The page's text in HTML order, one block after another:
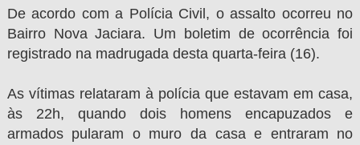
De acordo com a Polícia Civil, o assalto ocorreu no
Bairro Nova Jaciara. Um boletim de ocorrência foi
registrado na madrugada desta quarta-feira (16).
As vítimas relataram à polícia que estavam em casa,
às 22h, quando dois homens encapuzados e
armados pularam o muro da casa e entraram no